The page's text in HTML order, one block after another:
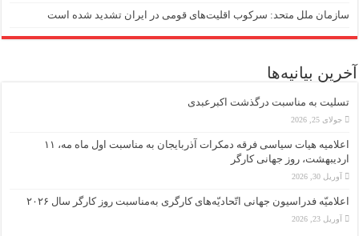
سازمان ملل متحد: سرکوب اقلیت‌های قومی در ایران تشدید شده است
آخرین بیانیه‌ها
تسلیت به مناسبت درگذشت اکبرعبدی
جولای 25, 2026
اعلامیه هیات سیاسی فرقه دمکرات آذربایجان به مناسبت اول ماه مه، ۱۱
اردیبهشت، روز جهانی کارگر
آوریل 30, 2026
اعلامیّه فدراسیون جهانی اتّحادیّه‌های کارگری به‌مناسبت روز کارگر سال ۲۰۲۶
آوریل 23, 2026